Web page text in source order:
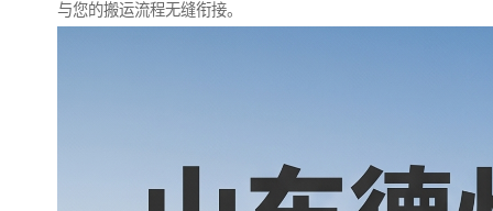
与您的搬运流程无缝衔接。